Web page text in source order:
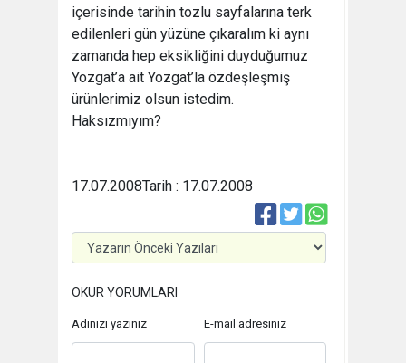
içerisinde tarihin tozlu sayfalarına terk
edilenleri gün yüzüne çıkaralım ki aynı
zamanda hep eksikliğini duyduğumuz
Yozgat’a ait Yozgat’la özdeşleşmiş
ürünlerimiz olsun istedim.
Haksızmıyım?
Tarih : 17.07.2008
17.07.2008
OKUR YORUMLARI
Adınızı yazınız E-mail adresiniz